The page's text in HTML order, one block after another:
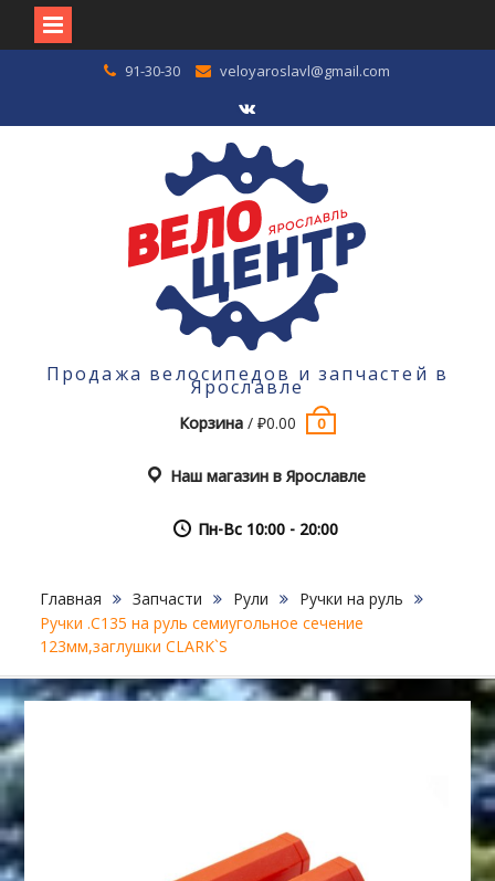
91-30-30 veloyaroslavl@gmail.com
VK
Продажа велосипедов и запчастей в
Ярославле
Корзина /₽0.00 0
Наш магазин в Ярославле
Пн-Вс 10:00 - 20:00
Главная Запчасти Рули
Ручки на руль
Ручки .С135 на руль семиугольное сечение
123мм,заглушки CLARK`S